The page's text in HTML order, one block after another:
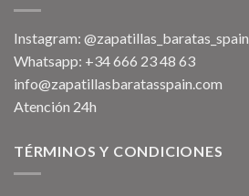
Instagram: @zapatillas_baratas_spain
Whatsapp: +34 666 23 48 63
info@zapatillasbaratasspain.com
Atención 24h
TÉRMINOS Y CONDICIONES